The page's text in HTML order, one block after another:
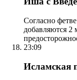
Согласно
добавляются 2
23:09
Исламская